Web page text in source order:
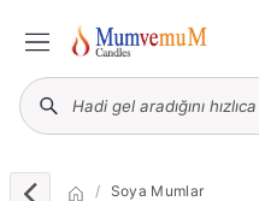
Soya Mumlar